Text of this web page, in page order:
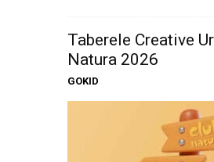
Taberele Creative
Natura 2026
GOKID